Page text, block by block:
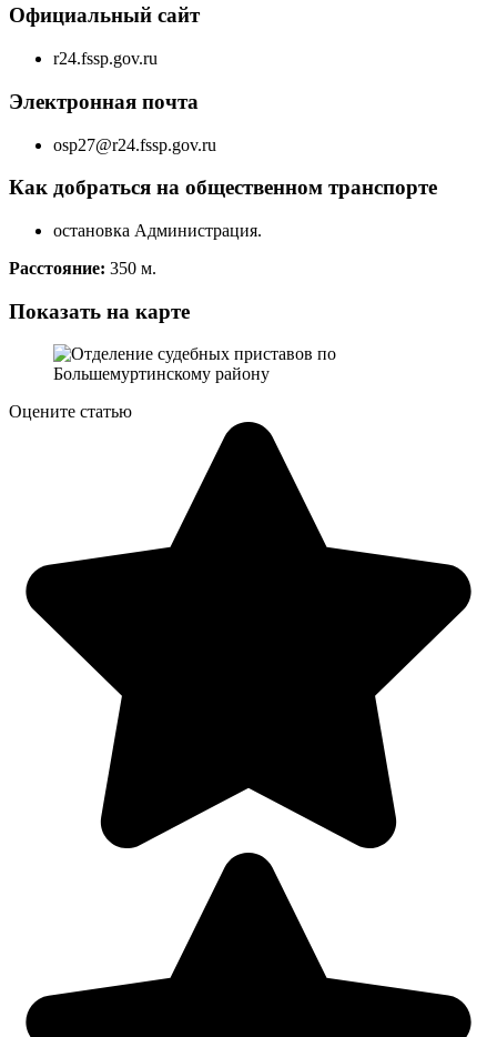
Официальный сайт
r24.fssp.gov.ru
Электронная почта
osp27@r24.fssp.gov.ru
Как добраться на общественном транспорте
остановка Администрация.
Расстояние: 350 м.
Показать на карте
Оцените статью